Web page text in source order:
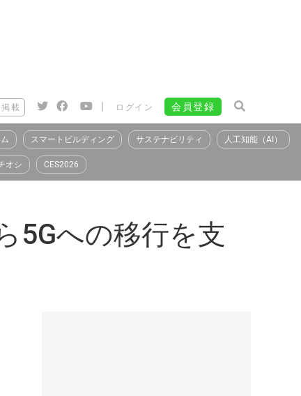
載 | ログイン 会員登録
スマートビルディング サステナビリティ 人工知能（AI）
オシ CES2026
5Gへの移行を支